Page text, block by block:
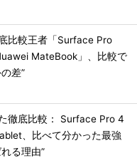
比較王者「Surface Pro
MateBook」、比較で
差”
徹底比較： Surface Pro 4
、比べて分かった最強
る理由”